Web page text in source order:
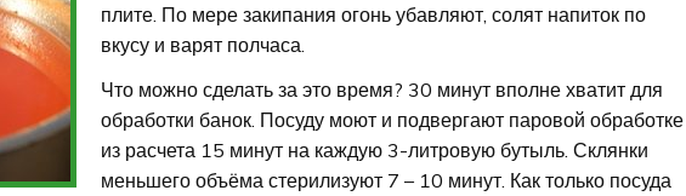
плите. По мере закипания огонь убавляют, солят напиток по
вкусу и варят полчаса.
Что можно сделать за это время? 30 минут вполне хватит для
обработки банок. Посуду моют и подвергают паровой обработке
из расчета 15 минут на каждую 3-литровую бутыль. Склянки
меньшего объёма стерилизуют 7 – 10 минут. Как только посуда